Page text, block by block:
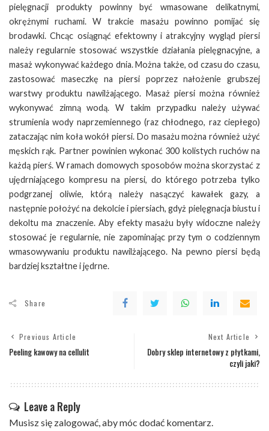
pielęgnacji produkty powinny być wmasowane delikatnymi,
okrężnymi ruchami. W trakcie masażu powinno pomijać się
brodawki. Chcąc osiągnąć efektowny i atrakcyjny wygląd piersi
należy regularnie stosować wszystkie działania pielęgnacyjne, a
masaż wykonywać każdego dnia. Można także, od czasu do czasu,
zastosować maseczkę na piersi poprzez nałożenie grubszej
warstwy produktu nawilżającego. Masaż piersi można również
wykonywać zimną wodą. W takim przypadku należy używać
strumienia wody naprzemiennego (raz chłodnego, raz ciepłego)
zataczając nim koła wokół piersi. Do masażu można również użyć
męskich rąk. Partner powinien wykonać 300 kolistych ruchów na
każdą pierś. W ramach domowych sposobów można skorzystać z
ujędrniającego kompresu na piersi, do którego potrzeba tylko
podgrzanej oliwie, którą należy nasączyć kawałek gazy, a
następnie położyć na dekolcie i piersiach, gdyż pielęgnacja biustu i
dekoltu ma znaczenie. Aby efekty masażu były widoczne należy
stosować je regularnie, nie zapominając przy tym o codziennym
wmasowywaniu produktu nawilżającego. Na pewno piersi będą
bardziej kształtne i jędrne.
Share
Previous Article
Peeling kawowy na cellulit
Next Article
Dobry sklep internetowy z płytkami,
czyli jaki?
Leave a Reply
Musisz się zalogować, aby móc dodać komentarz.